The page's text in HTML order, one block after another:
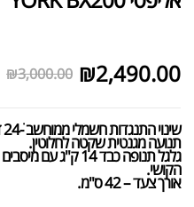
₪3,000.00 ₪2,490.00
שינוי התנגדות חשמלי ממוחשב -ׁ24 דרגות קושי.
תנועה מגנטית שקטה לחלוטין.
גלגל תנופה כבד 14
הקושי.
אורך צעד – 42 ס"מ.